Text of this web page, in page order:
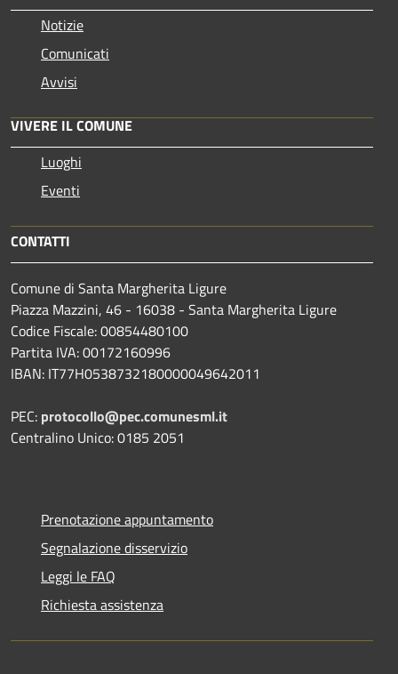
Notizie
Comunicati
Avvisi
VIVERE IL COMUNE
Luoghi
Eventi
CONTATTI
Comune di Santa Margherita Ligure
Piazza Mazzini, 46 - 16038 - Santa Margherita Ligure
Codice Fiscale: 00854480100
Partita IVA: 00172160996
IBAN: IT77H0538732180000049642011
PEC: protocollo@pec.comunesml.it
Centralino Unico: 0185 2051
Prenotazione appuntamento
Segnalazione disservizio
Leggi le FAQ
Richiesta assistenza